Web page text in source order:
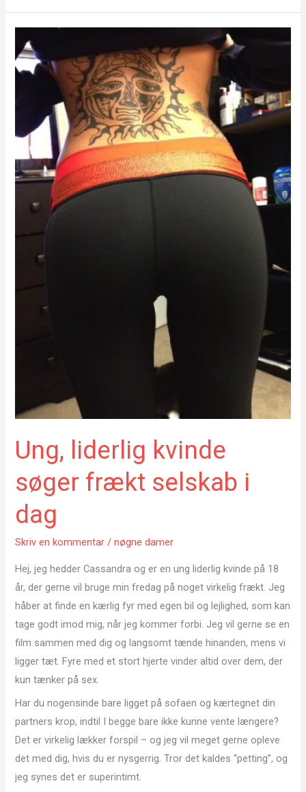
Ung, liderlig kvinde
søger frækt selskab i
dag
Skriv en kommentar /nøgne damer
Hej, jeg hedder Cassandra og er en ung liderlig kvinde på 18
år, der gerne vil bruge min fredag på noget virkelig frækt. Jeg
håber at finde en kærlig fyr med egen bil og lejlighed, som kan
tage godt imod mig, når jeg kommer forbi. Jeg vil gerne se en
film sammen med dig og langsomt tænde hinanden, mens vi
ligger tæt. Fyre med et stort hjerte vinder altid over dem, der
kun tænker på sex.
Har du nogensinde bare ligget på sofaen og kærtegnet din
partners krop, indtil I begge bare ikke kunne vente længere?
Det er virkelig lækker forspil – og jeg vil meget gerne opleve
det med dig, hvis du er nysgerrig. Tror det kaldes “petting”, og
jeg synes det er superintimt.